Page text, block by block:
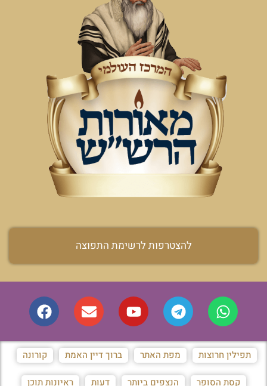
להצטרפות לרשימת התפוצה
תפילין חרוצות מפת האתר ברוך דיין האמת קורונה
קסת הסופר הנצפים ביותר דעות ראיונות תוכן